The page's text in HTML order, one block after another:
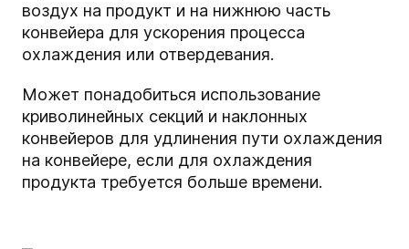
воздух на продукт и на нижнюю часть
конвейера для ускорения процесса
охлаждения или отвердевания.
Может понадобиться использование
криволинейных секций и наклонных
конвейеров для удлинения пути охлаждения
на конвейере, если для охлаждения
продукта требуется больше времени.